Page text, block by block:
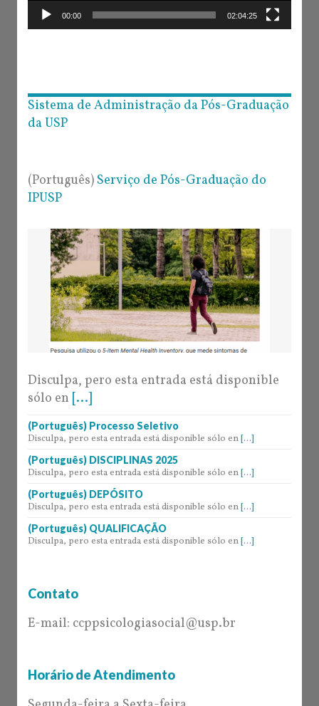
00:00 02:04:25
Sistema de Administração da Pós-Graduação
da USP
(Português) Serviço de Pós-Graduação do
IPUSP
Disculpa, pero esta entrada está disponible
sólo en [...]
(Português) Processo Seletivo
Disculpa, pero esta entrada está disponible sólo en[...]
(Português) DISCIPLINAS 2025
Disculpa, pero esta entrada está disponible sólo en[...]
(Português) DEPÓSITO
Disculpa, pero esta entrada está disponible sólo en[...]
(Português) QUALIFICAÇÃO
Disculpa, pero esta entrada está disponible sólo en[...]
Contato
E-mail: ccppsicologiasocial@usp.br
Horário de Atendimento